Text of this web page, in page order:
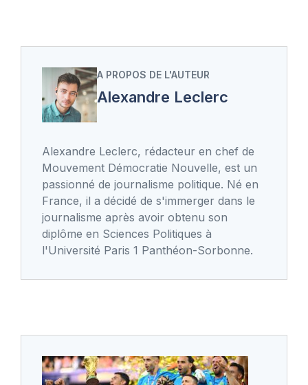
A PROPOS DE L'AUTEUR
Alexandre Leclerc
Alexandre Leclerc, rédacteur en chef de
Mouvement Démocratie Nouvelle, est un
passionné de journalisme politique. Né en
France, il a décidé de s'immerger dans le
journalisme après avoir obtenu son
diplôme en Sciences Politiques à
l'Université Paris 1 Panthéon-Sorbonne.